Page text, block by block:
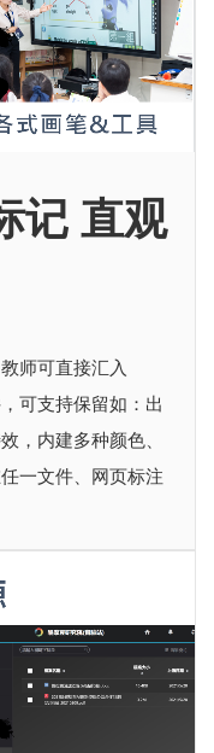
记 直观
师可直接汇入
可支持保留如：出
，内建多种颜色、
一文件、网页标注